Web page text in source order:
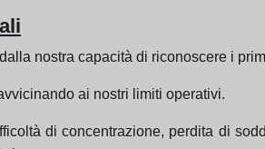
nostra capacità di riconoscere i
ai nostri limiti operativi.
di concentrazione, perdita di